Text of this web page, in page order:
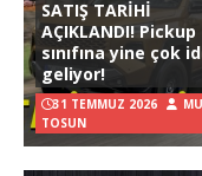
SATIŞ TARİHİ
AÇIKLANDI! Pickup
sınıfına yine çok
geliyor!
31 TEMMUZ 2026
TOSUN